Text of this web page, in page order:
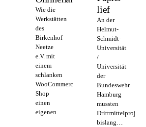
Wie die
Werkstätten
des
Birkenhof
Neetze
e.V. mit
einem
schlanken
WooCommerce-
Shop
einen
eigenen…
lief
An der
Helmut-
Schmidt-
Universität
/
Universität
der
Bundeswehr
Hamburg
mussten
Drittmittelprojekte
bislang…